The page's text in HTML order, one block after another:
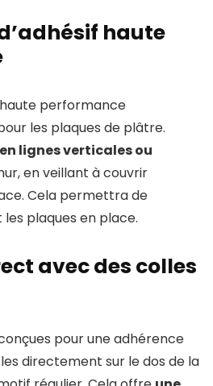
haute
haute performance
les plaques de plâtre.
lignes verticales ou
en veillant à couvrir
Cela permettra de
plaques en place.
avec des colles
pour une adhérence
directement sur le dos de la